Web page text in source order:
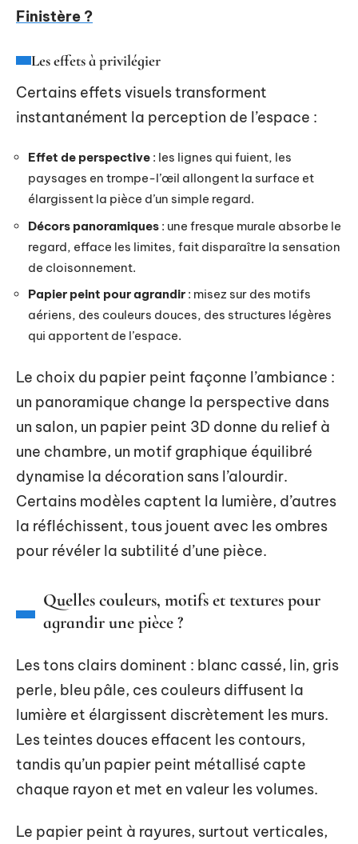
Finistère ?
Les effets à privilégier
Certains effets visuels transforment
instantanément la perception de l’espace :
Effet de perspective : les lignes qui fuient, les
paysages en trompe-l’œil allongent la surface et
élargissent la pièce d’un simple regard.
Décors panoramiques : une fresque murale absorbe le
regard, efface les limites, fait disparaître la sensation
de cloisonnement.
Papier peint pour agrandir : misez sur des motifs
aériens, des couleurs douces, des structures légères
qui apportent de l’espace.
Le choix du papier peint façonne l’ambiance :
un panoramique change la perspective dans
un salon, un papier peint 3D donne du relief à
une chambre, un motif graphique équilibré
dynamise la décoration sans l’alourdir.
Certains modèles captent la lumière, d’autres
la réfléchissent, tous jouent avec les ombres
pour révéler la subtilité d’une pièce.
Quelles couleurs, motifs et textures pour
agrandir une pièce ?
Les tons clairs dominent : blanc cassé, lin, gris
perle, bleu pâle, ces couleurs diffusent la
lumière et élargissent discrètement les murs.
Les teintes douces effacent les contours,
tandis qu’un papier peint métallisé capte
chaque rayon et met en valeur les volumes.
Le papier peint à rayures, surtout verticales,